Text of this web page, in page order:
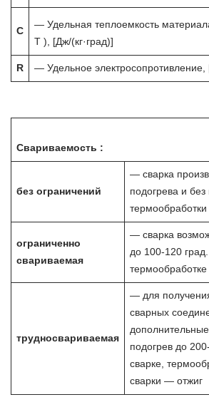
C
— Удельная теплоемкость
T ), [Дж/(кг·град)]
R — Удельное
Свариваемость :
без ограничений
— сварка
подогрева и
термообработки
ограниченно
свариваемая
— сварка
до 100-120
термообработке
трудносвариваемая
— для
сварных
подогрев до
сварке,
сварки — отжиг